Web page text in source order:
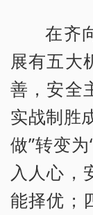
在齐
展有五大
善，安全
实战制胜
做”转变
入人心，
能择优；